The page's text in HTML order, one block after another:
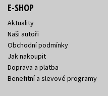
E-SHOP
Aktuality
Naši autoři
Obchodní podmínky
Jak nakoupit
Doprava a platba
Benefitní a slevové programy